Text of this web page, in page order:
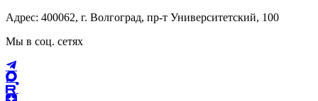
Адрес: 400062, г. Волгоград, пр-т Университетский, 100
Мы в соц. сетях